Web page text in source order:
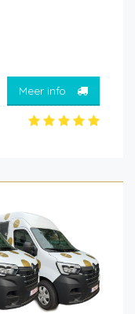
Meer info